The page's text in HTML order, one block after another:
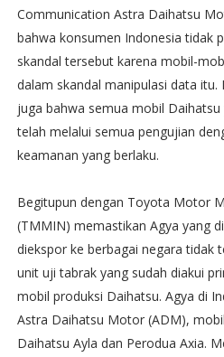
Communication Astra Daihatsu
bahwa konsumen Indonesia tidak
skandal tersebut karena mobil-
dalam skandal manipulasi data
juga bahwa semua mobil
telah melalui semua pengujian
keamanan yang berlaku.
Begitupun dengan Toyota Motor
(TMMIN) memastikan Agya yang
diekspor ke berbagai negara tidak
unit uji tabrak yang sudah diakui
mobil produksi Daihatsu. Agya di
Astra Daihatsu Motor (ADM),
Daihatsu Ayla dan Perodua Axia.